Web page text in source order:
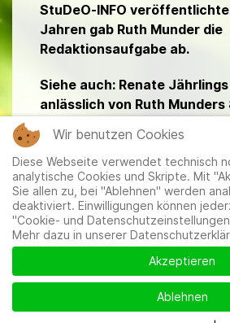
StuDeO-INFO
Jahren gab Ruth Munder die
Redaktionsaufgabe ab.
Siehe auch: Renate
anlässlich von Ruth Munders
Mitglieder|Impressum|
und
Wir benutzen Cookies
Diese Webseite verwendet technisch
analytische Cookies und Skripte. Mit
Sie allen zu, bei "Ablehnen" werden
deaktiviert. Einwilligungen können
"Cookie- und
Mehr dazu in unserer
Akzeptieren
Ablehnen